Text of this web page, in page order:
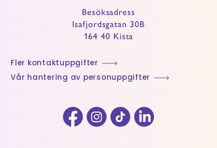
Besöksadress
Isafjordsgatan 30B
164 40 Kista
Fler kontaktuppgifter
Vår hantering av personuppgifter
FacebookInstagramTikTok LinkedIn